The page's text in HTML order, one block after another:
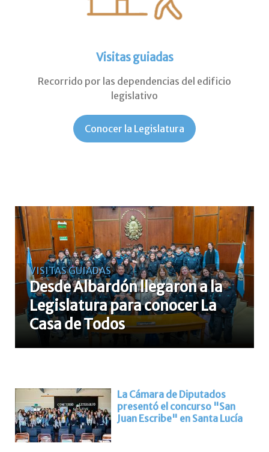
Visitas guiadas
Recorrido por las dependencias del edificio
legislativo
Conocer la Legislatura
VISITAS GUIADAS
Desde Albardón llegaron a la
Legislatura para conocer La
Casa de Todos
La Cámara de Diputados
presentó el concurso "San
Juan Escribe" en Santa Lucía